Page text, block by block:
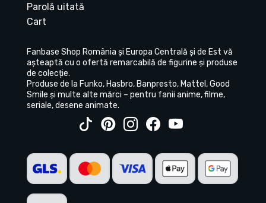
Parolă uitată
Cart
Fanbase Shop România și Europa Centrală și de Est vă
așteaptă cu o ofertă remarcabilă de figurine și produse
de colecție.
Produse de la Funko, Hasbro, Banpresto, Mattel, Good
Smile și multe alte mărci – pentru fanii anime, filme,
seriale, desene animate.